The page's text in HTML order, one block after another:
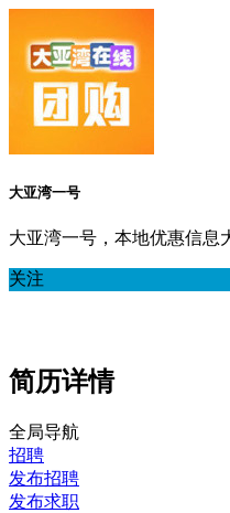
大亚湾一号
大亚湾一号，本地优惠信息
关注
简历详情
全局导航
招聘
发布招聘
发布求职